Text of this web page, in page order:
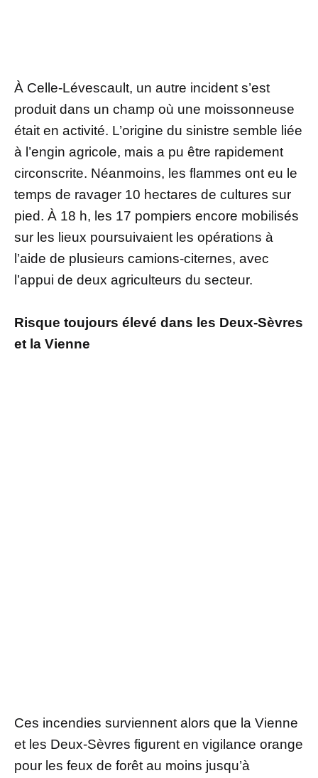
À Celle-Lévescault, un autre incident s’est
produit dans un champ où une moissonneuse
était en activité. L’origine du sinistre semble liée
à l’engin agricole, mais a pu être rapidement
circonscrite. Néanmoins, les flammes ont eu le
temps de ravager 10 hectares de cultures sur
pied. À 18 h, les 17 pompiers encore mobilisés
sur les lieux poursuivaient les opérations à
l’aide de plusieurs camions-citernes, avec
l’appui de deux agriculteurs du secteur.
Risque toujours élevé dans les Deux-Sèvres
et la Vienne
Ces incendies surviennent alors que la Vienne
et les Deux-Sèvres figurent en vigilance orange
pour les feux de forêt au moins jusqu’à